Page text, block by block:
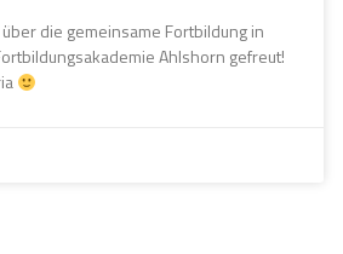
die gemeinsame Fortbildung in
Ahlshorn gefreut!